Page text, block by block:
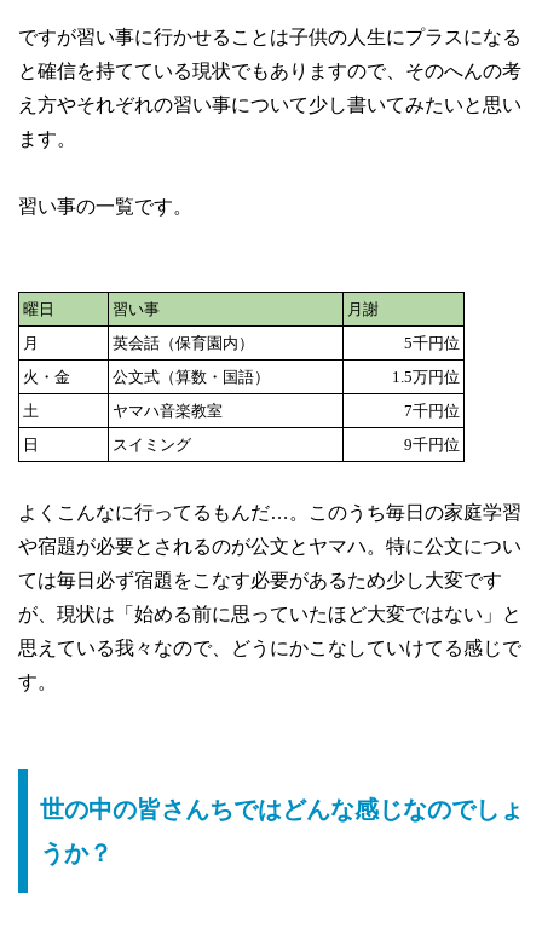
ですが習い事に行かせることは子供の人生にプラスになる
と確信を持てている現状でもありますので、そのへんの考
え方やそれぞれの習い事について少し書いてみたいと思い
ます。
習い事の一覧です。
曜日 習い事
月謝
月
英会話（保育園内）
5千円位
火・金
公文式（算数・国語）
1.5万円位
土
ヤマハ音楽教室
7千円位
日
スイミング 9千円位
よくこんなに行ってるもんだ…。このうち毎日の家庭学習
や宿題が必要とされるのが公文とヤマハ。特に公文につい
ては毎日必ず宿題をこなす必要があるため少し大変です
が、現状は「始める前に思っていたほど大変ではない」と
思えている我々なので、どうにかこなしていけてる感じで
す。
世の中の皆さんちではどんな感じなのでしょ
うか？